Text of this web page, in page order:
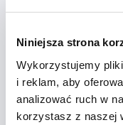
Niniejsza strona
Wykorzystujemy
i reklam, aby
analizować ruch w
korzystasz z naszej
Doradzimy
info@profimed.com
Zapytaj o poradę